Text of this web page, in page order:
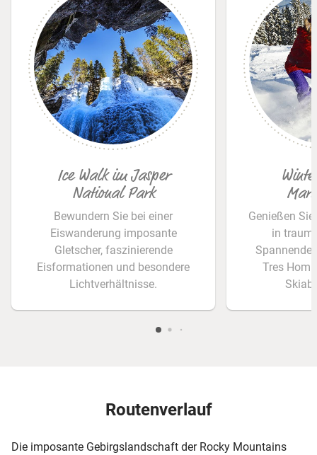
© Anita Brechbühl
Ice Walk im Jasper
National Park
Bewundern Sie bei einer
Eiswanderung imposante
Gletscher, faszinierende
Eisformationen und besondere
Lichtverhältnisse.
Genießen
in
Spannende
Tres
Routenverlauf
Die imposante Gebirgslandschaft der Rocky Mountains